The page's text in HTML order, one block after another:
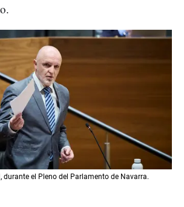
durante el Pleno del Parlamento de Navarra.